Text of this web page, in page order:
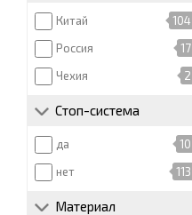
Китай
104
Россия
17
Чехия
2
Стоп-система
да
10
нет
113
Материал